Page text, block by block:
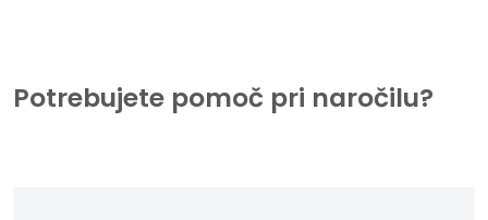
Potrebujete pomoč pri naročilu?